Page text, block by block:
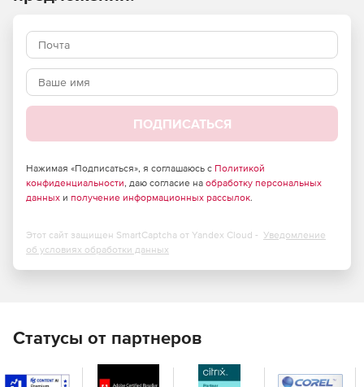
задачи, а вместе, благодаря тесной интеграции, они
энтерпрайз-уровня.
Policy Manager предназначен для управления
политиками, определяющими доверенное состояние
300 политик, определяющих доверенное состояние в
соответствии с международными отраслевыми
систем и сервисов в плане доступности и
производительности. Помимо этого можно создать
свои политики в соответствии с внутренними
File Integrity Manager – стандарт де-факто для
ожидаемой защищенной конфигурации в режиме
реального времени.
ПОДПИСАТЬСЯ
Нажимая «Подписаться», я соглашаюсь с Политикой
конфиденциальности, даю согласие на обработку персональных
данных и получение информационных рассылок.
Этот сайт защищен SmartCaptcha от Yandex Cloud - Уведомление
об условиях обработки данных
Статусы от партнеров